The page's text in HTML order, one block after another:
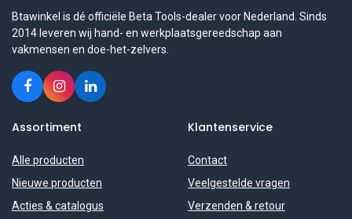
Btawinkel is dé officiële Beta Tools-dealer voor Nederland. Sinds
2014 leveren wij hand- en werkplaatsgereedschap aan
vakmensen en doe-het-zelvers.
Assortiment
Alle producten
Nieuwe producten
Acties & catalogus
Klantenservice
Contact
Veelgestelde vragen
Verzenden & retour